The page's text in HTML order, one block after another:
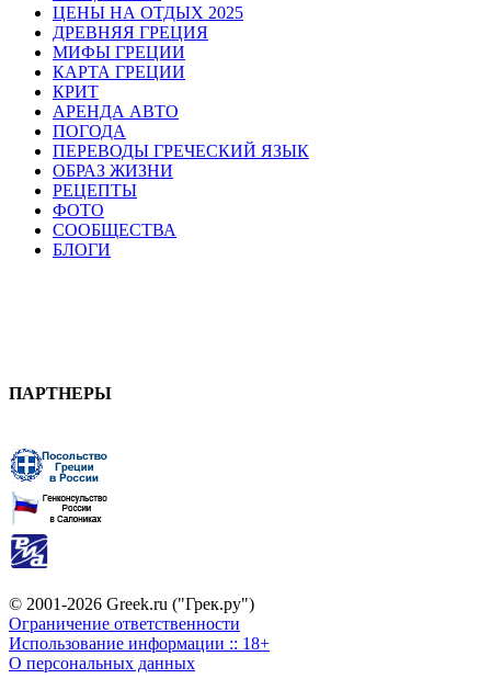
ЦЕНЫ НА ОТДЫХ 2025
ДРЕВНЯЯ ГРЕЦИЯ
МИФЫ ГРЕЦИИ
КАРТА ГРЕЦИИ
КРИТ
АРЕНДА АВТО
ПОГОДА
ПЕРЕВОДЫ ГРЕЧЕСКИЙ ЯЗЫК
ОБРАЗ ЖИЗНИ
РЕЦЕПТЫ
ФОТО
СООБЩЕСТВА
БЛОГИ
ПАРТНЕРЫ
© 2001-2026 Greek.ru ("Грек.ру")
Ограничение ответственности
Использование информации :: 18+
О персональных данных